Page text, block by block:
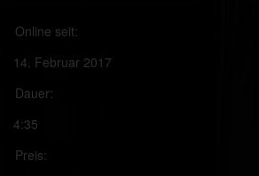
Online seit:
14. Februar 2017
Dauer:
4:35
Preis: